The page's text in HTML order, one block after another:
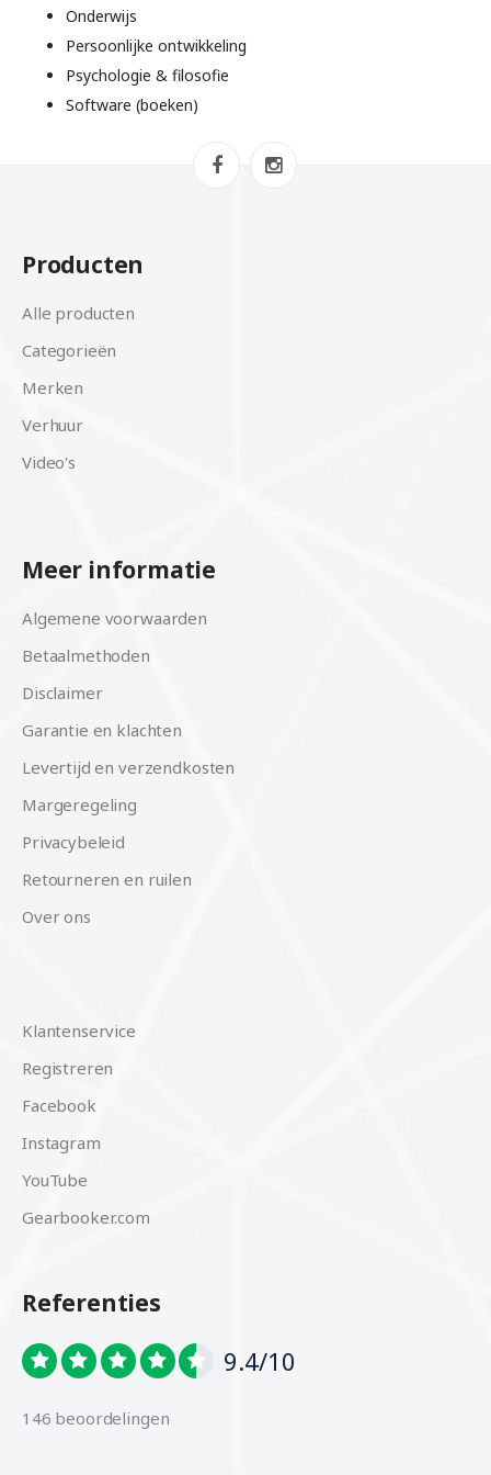
Onderwijs
Persoonlijke ontwikkeling
Psychologie & filosofie
Software (boeken)
Producten
Alle producten
Categorieën
Merken
Verhuur
Video's
Meer informatie
Algemene voorwaarden
Betaalmethoden
Disclaimer
Garantie en klachten
Levertijd en verzendkosten
Margeregeling
Privacybeleid
Retourneren en ruilen
Over ons
Klantenservice
Registreren
Facebook
Instagram
YouTube
Gearbooker.com
Referenties
9.4/10
146 beoordelingen